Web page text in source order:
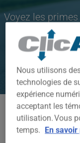
Voyez les
assurance
CLIQUEZ ICI
Modèles disponibles
124
Nous utilisons
technologies de
expérience
acceptant les
utilisation. Vous
temps. En